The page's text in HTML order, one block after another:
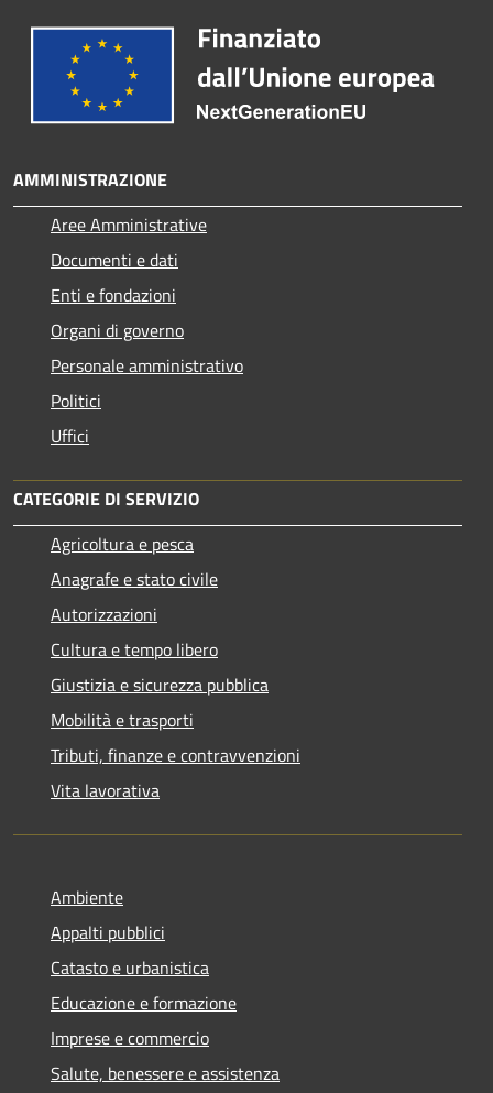
AMMINISTRAZIONE
Aree Amministrative
Documenti e dati
Enti e fondazioni
Organi di governo
Personale amministrativo
Politici
Uffici
CATEGORIE DI SERVIZIO
Agricoltura e pesca
Anagrafe e stato civile
Autorizzazioni
Cultura e tempo libero
Giustizia e sicurezza pubblica
Mobilità e trasporti
Tributi, finanze e contravvenzioni
Vita lavorativa
Ambiente
Appalti pubblici
Catasto e urbanistica
Educazione e formazione
Imprese e commercio
Salute, benessere e assistenza